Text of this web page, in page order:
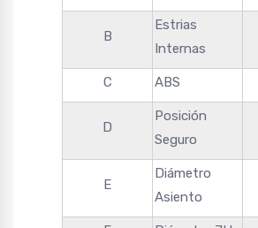
B
Estrias
Internas
C ABS
D
Posición
Seguro
E
Diámetro
Asiento